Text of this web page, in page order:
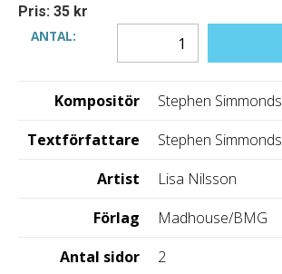
Pris: 35 kr
ANTAL:
Kompositör
Stephen Simmonds
Textförfattare
Stephen Simmonds
Artist
Lisa Nilsson
Förlag
Madhouse/BMG
Antal sidor
2